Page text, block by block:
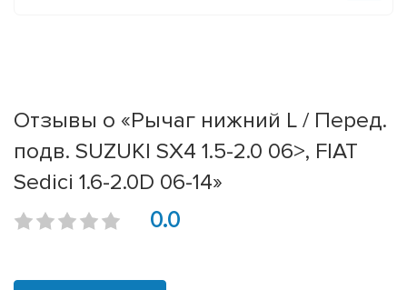
Отзывы о «Рычаг нижний L / Перед.
подв. SUZUKI SX4 1.5-2.0 06>, FIAT
Sedici 1.6-2.0D 06-14»
0.0